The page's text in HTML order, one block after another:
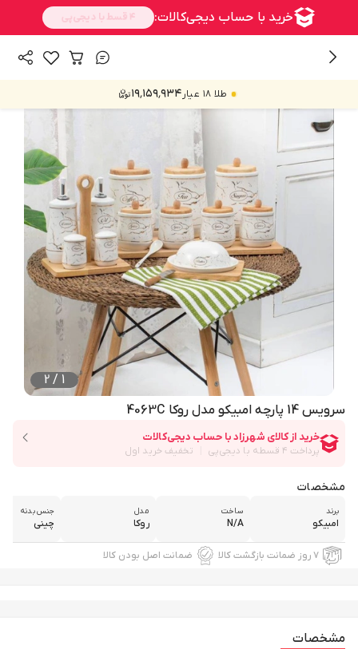
طلا ۱۸ عیار ۱۹٬۱۵۹٬۹۳۴
1
/
2
سرویس 14 پارچه امبیکو مدل روکا 4063C
مشخصات
برند
امبیکو
ساخت
N/A
مدل
روکا
جنس بدنه
چینی
۷ روز ضمانت بازگشت کالا ضمانت اصل بودن کالا
مشخصات